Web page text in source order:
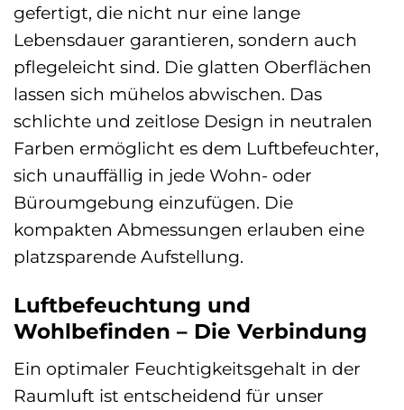
gefertigt, die nicht nur eine lange
Lebensdauer garantieren, sondern auch
pflegeleicht sind. Die glatten Oberflächen
lassen sich mühelos abwischen. Das
schlichte und zeitlose Design in neutralen
Farben ermöglicht es dem Luftbefeuchter,
sich unauffällig in jede Wohn- oder
Büroumgebung einzufügen. Die
kompakten Abmessungen erlauben eine
platzsparende Aufstellung.
Luftbefeuchtung und
Wohlbefinden – Die Verbindung
Ein optimaler Feuchtigkeitsgehalt in der
Raumluft ist entscheidend für unser